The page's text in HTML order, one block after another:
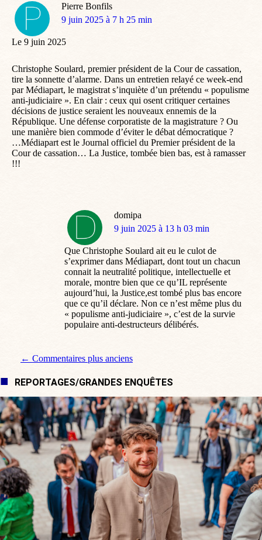
Pierre Bonfils
dit
9 juin 2025 à 7 h 25 min
Le 9 juin 2025
Christophe Soulard, premier président de la Cour de cassation,
tire la sonnette d’alarme. Dans un entretien relayé ce week-end
par Médiapart, le magistrat s’inquiète d’un prétendu « populisme
anti-judiciaire ». En clair : ceux qui osent critiquer certaines
décisions de justice seraient les nouveaux ennemis de la
République. Une défense corporatiste de la magistrature ? Ou
une manière bien commode d’éviter le débat démocratique ?
…Médiapart est le Journal officiel du Premier président de la
Cour de cassation… La Justice, tombée bien bas, est à ramasser
!!!
domipa
dit
9 juin 2025 à 13 h 03 min
Que Christophe Soulard ait eu le culot de
s’exprimer dans Médiapart, dont tout un chacun
connait la neutralité politique, intellectuelle et
morale, montre bien que ce qu’IL représente
aujourd’hui, la Justice,est tombé plus bas encore
que ce qu’il déclare. Non ce n’est même plus du
« populisme anti-judiciaire », c’est de la survie
populaire anti-destructeurs délibérés.
Navigation de commentaire
← Commentaires plus anciens
REPORTAGES/GRANDES ENQUÊTES